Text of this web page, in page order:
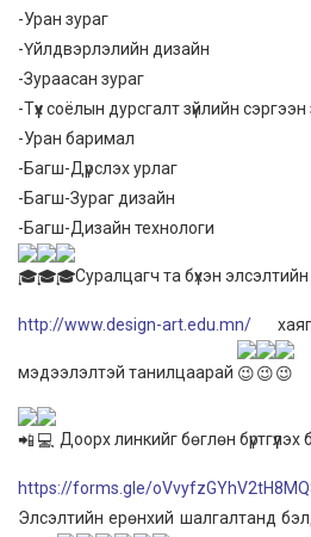
-Уран зураг
-Үйлдвэрлэлийн дизайн
-Зураасан зураг
-Түүх соёлын дурсгалт зүйлийн
-Уран баримал
-Багш-Дүрслэх урлаг
-Багш-Зураг дизайн
-Багш-Дизайн технологи
Суралцагч та бүхэн
http://www.design-art.edu.mn/
мэдээлэлтэй танилцаарай
Доорх линкийг бөглөн
https://forms.gle/
Элсэлтийн ерөнхий шалгалтанд